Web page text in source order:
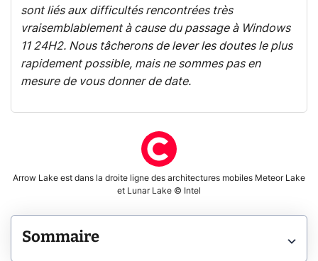
sont liés aux difficultés rencontrées très
vraisemblablement à cause du passage à Windows
11 24H2. Nous tâcherons de lever les doutes le plus
rapidement possible, mais ne sommes pas en
mesure de vous donner de date.
Arrow Lake est dans la droite ligne des architectures mobiles Meteor Lake
et Lunar Lake © Intel
Sommaire